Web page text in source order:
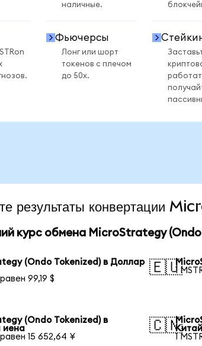
наличные.
Фьючерсы
Лонг или шорт
токенов с плечом
до 50x.
результаты конвертации
курс обмена MicroStrategy (Ondo
(Ondo Tokenized) в Доллар
99,19 $
🇪🇺
1
(Ondo Tokenized) в
иена
равен 15 652,64 ¥
🇨🇳
1